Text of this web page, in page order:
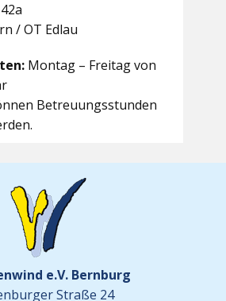
/ OT Edlau
Montag – Freitag von
Betreuungsstunden
e.V. Bernburg
Straße 24